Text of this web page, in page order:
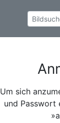
Um sich
und Passwort